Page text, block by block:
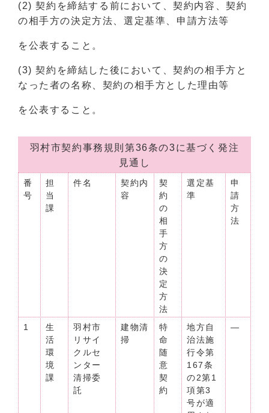
(2) 契約を締結する前において、契約内容、契約
の相手方の決定方法、選定基準、申請方法等
を公表すること。
(3) 契約を締結した後において、契約の相手方と
なった者の名称、契約の相手方とした理由等
を公表すること。
羽村市契約事務規則第36条の3に基づく発注
見通し
番
号
担
当
課
件名
契約内
容
契
約
の
相
手
方
の
決
定
方
法
選定基
準
申
請
方
法
1
生
活
環
境
課
羽村市
リサイ
クルセ
ンター
清掃委
託
建物清
掃
特
命
随
意
契
約
地方自
治法施
行令第
167条
の2第1
項第3
号が適
―